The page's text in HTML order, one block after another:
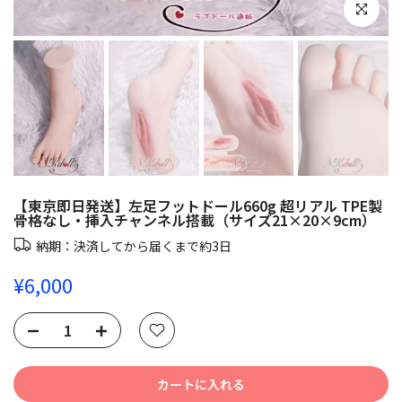
クリックし
【東京即日発送】左足フットドール660g 超リアル TPE製
骨格なし・挿入チャンネル搭載（サイズ21×20×9cm）
納期：決済してから届くまで約3日
¥6,000
カートに入れる